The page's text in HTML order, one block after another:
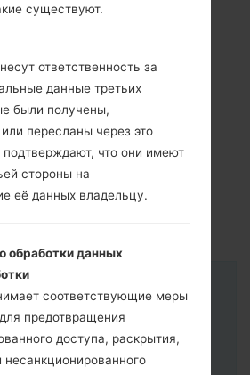
СКАЧАТЬ
существуют.
ответственность за
данные третьих
были получены,
пересланы через это
что они имеют
стороны на
её данных владельцу.
обработки данных
соответствующие меры
предотвращения
доступа, раскрытия,
несанкционированного